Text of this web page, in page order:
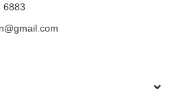
6883